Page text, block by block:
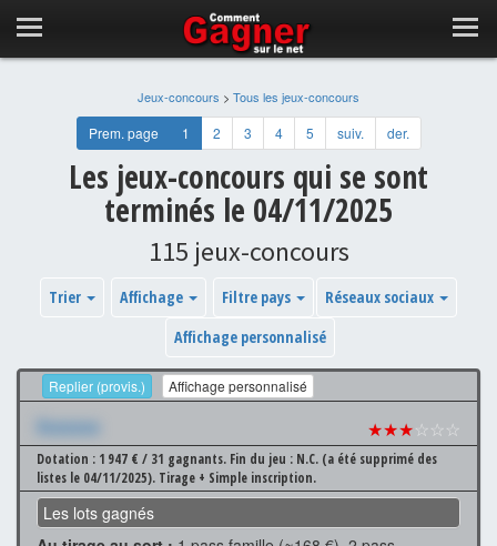
Jeux-concours > Tous les jeux-concours
Prem. page 1 2 3 4 5 suiv. der.
Les jeux-concours qui se sont
terminés le 04/11/2025
115 jeux-concours
Trier Affichage Filtre pays
Réseaux sociaux
Affichage personnalisé
Replier (provis.) Affichage personnalisé
Xxxxxxx ★★★☆☆☆
Dotation : 1 947 € / 31 gagnants. Fin du jeu : N.C. (a été supprimé des
listes le 04/11/2025). Tirage + Simple inscription.
Les lots gagnés